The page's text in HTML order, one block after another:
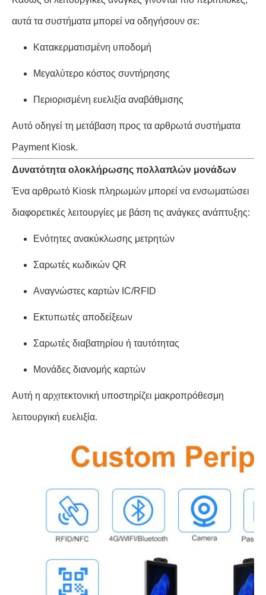
αυτά τα συστήματα μπορεί να οδηγήσουν σε:
Κατακερματισμένη υποδομή
Μεγαλύτερο κόστος συντήρησης
Περιορισμένη ευελιξία αναβάθμισης
Αυτό οδηγεί τη μετάβαση προς τα αρθρωτά συστήματα
Payment Kiosk.
Δυνατότητα ολοκλήρωσης πολλαπλών μονάδων
Ένα αρθρωτό Kiosk πληρωμών μπορεί να ενσωματώσει
διαφορετικές λειτουργίες με βάση τις ανάγκες ανάπτυξης:
Ενότητες ανακύκλωσης μετρητών
Σαρωτές κωδικών QR
Αναγνώστες καρτών IC/RFID
Εκτυπωτές αποδείξεων
Σαρωτές διαβατηρίου ή ταυτότητας
Μονάδες διανομής καρτών
Αυτή η αρχιτεκτονική υποστηρίζει μακροπρόθεσμη
λειτουργική ευελιξία.